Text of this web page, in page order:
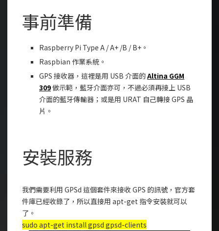
事前準備
Raspberry Pi Type A / A+ /B / B+。
Raspbian 作業系統。
GPS 接收器，這裡是用 USB 介面的Altina GGM
309做示範，藍牙介面亦可，不過必須再接上 USB
介面的藍牙傳輸器；或是用 URAT 自己轉接 GPS 晶
片。
安裝服務
我們需要利用 GPSd 這個套件來接收 GPS 的訊號，官方套
件庫已經收錄了，所以直接用 apt-get 指令安裝就可以
了。
sudo apt-get install gpsd gpsd-clients